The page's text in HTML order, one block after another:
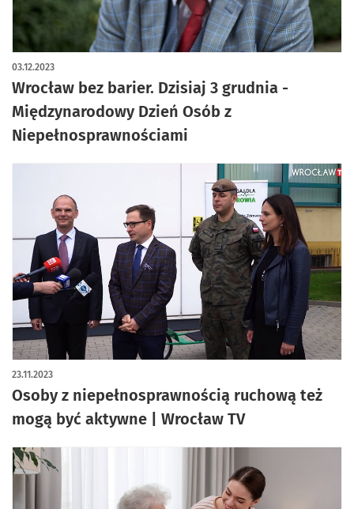
Wrocław bez barier. Dzisiaj 3 grudnia -
Międzynarodowy Dzień Osób z
Niepełnosprawnościami
03.12.2023
Osoby z niepełnosprawnością ruchową też
mogą być aktywne | Wrocław TV
23.11.2023